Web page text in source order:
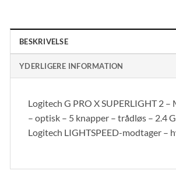
BESKRIVELSE
YDERLIGERE INFORMATION
Logitech G PRO X SUPERLIGHT 2 –
– optisk – 5 knapper – trådløs – 2.4
Logitech LIGHTSPEED-modtager –